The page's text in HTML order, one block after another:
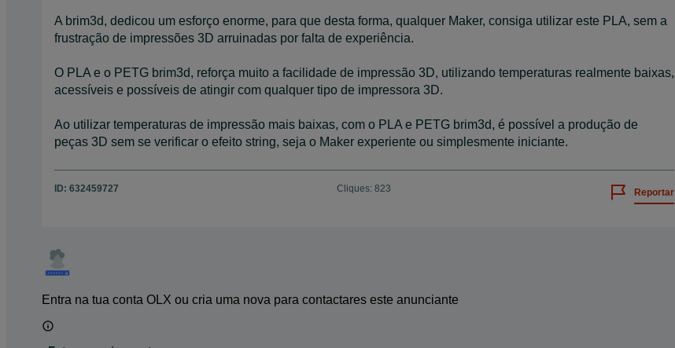
A brim3d, dedicou um esforço enorme, para que desta forma, qualquer Maker, consiga utilizar este PLA, sem a
frustração de impressões 3D arruinadas por falta de experiência.
O PLA e o PETG brim3d, reforça muito a facilidade de impressão 3D, utilizando temperaturas realmente baixas,
acessíveis e possíveis de atingir com qualquer tipo de impressora 3D.
Ao utilizar temperaturas de impressão mais baixas, com o PLA e PETG brim3d, é possível a produção de
peças 3D sem se verificar o efeito string, seja o Maker experiente ou simplesmente iniciante.
ID: 632459727 Cliques: 823 Reportar
Entra na tua conta OLX ou cria uma nova para contactares este anunciante